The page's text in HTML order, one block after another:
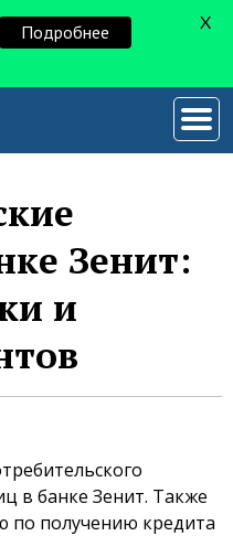
###
Зенит:
и
в банке Зенит. Также
по получению кредита
Подробнее X